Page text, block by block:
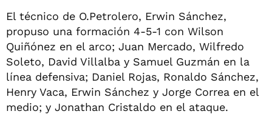
El técnico de O.Petrolero, Erwin Sánchez,
propuso una formación 4-5-1 con Wilson
Quiñónez en el arco; Juan Mercado, Wilfredo
Soleto, David Villalba y Samuel Guzmán en la
línea defensiva; Daniel Rojas, Ronaldo Sánchez,
Henry Vaca, Erwin Sánchez y Jorge Correa en el
medio; y Jonathan Cristaldo en el ataque.